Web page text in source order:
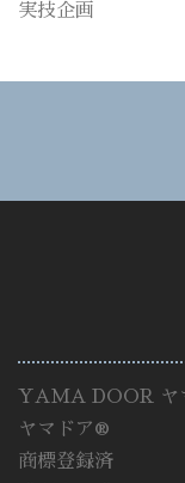
実技企画
YAMA DOOR ヤ
ヤマドア®
商標登録済